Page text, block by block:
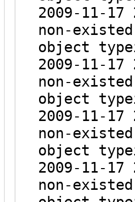
2009-11-
non-
object
2009-11-
non-
object
2009-11-
non-
object
2009-11-
non-